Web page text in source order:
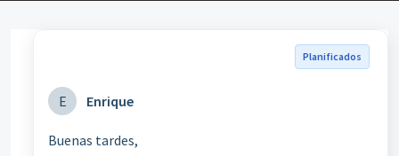
Planificados
E Enrique
Buenas tardes,